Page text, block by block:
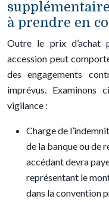
à prendre en
Outre le prix d’achat
accession peut
des engagements
imprévus. Examinons
vigilance :
Charge de
de la banque ou de
accédant devra
représentant le
dans la convention